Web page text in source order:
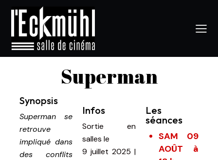
Superman
Synopsis
Superman se
retrouve
impliqué dans
des conflits
Infos
Sortie en
salles le
9 juillet 2025 |
Les
séances
SAM 09
AOÛT à